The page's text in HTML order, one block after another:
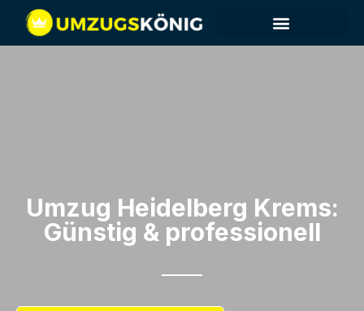
Umzug Heidelberg​ Krems:
Günstig & professionell​